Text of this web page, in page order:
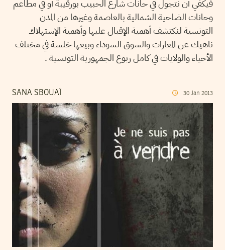
فيكفي أن نتجول في حانات شارع الحبيب بورقيبة أو في مطاعم
وحانات الضاحية الشمالية بالعاصمة وغيرها من المدن
التونسية لنكتشف أهمية الإقبال عليها وأهمية الإستهلاك
ناهيك عن المغازات والسوق السوداء وبيعها خلسة في مختلف
الأحياء والولايات في كامل ربوع الجمهورية التونسية .
SANA SBOUAÏ 30 Jan 2013